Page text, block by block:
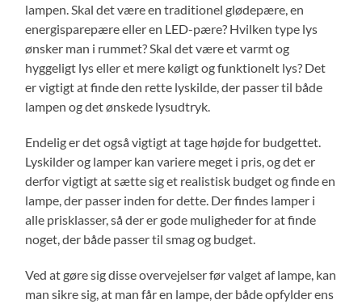
lampen. Skal det være en traditionel glødepære, en
energisparepære eller en LED-pære? Hvilken type lys
ønsker man i rummet? Skal det være et varmt og
hyggeligt lys eller et mere køligt og funktionelt lys? Det
er vigtigt at finde den rette lyskilde, der passer til både
lampen og det ønskede lysudtryk.
Endelig er det også vigtigt at tage højde for budgettet.
Lyskilder og lamper kan variere meget i pris, og det er
derfor vigtigt at sætte sig et realistisk budget og finde en
lampe, der passer inden for dette. Der findes lamper i
alle prisklasser, så der er gode muligheder for at finde
noget, der både passer til smag og budget.
Ved at gøre sig disse overvejelser før valget af lampe, kan
man sikre sig, at man får en lampe, der både opfylder ens